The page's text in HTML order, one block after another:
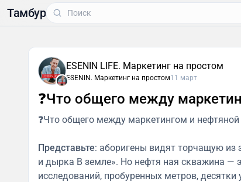
Тамбур
ESENIN LIFE. Маркетинг на простом
ESENIN. Маркетинг на простом11 март
❓Что общего между
❓Что общего между маркетингом и
Представьте: аборигены видят торчащую из
и дырка В земле». Но нефтя ная скважина —
исследований, пробуренных метров,